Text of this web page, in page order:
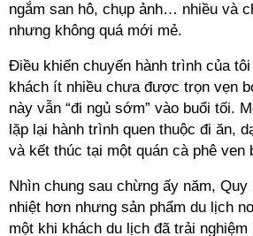
ngắm san hô, chụp ảnh… nhiều và
nhưng không quá mới mẻ.
Điều khiến chuyến hành trình của
khách ít nhiều chưa được trọn vẹn
này vẫn “đi ngủ sớm” vào buổi tối.
lặp lại hành trình quen thuộc đi ăn,
và kết thúc tại một quán cà phê ven
Nhìn chung sau chừng ấy năm, Quy
nhiệt hơn nhưng sản phẩm du lịch
một khi khách du lịch đã trải